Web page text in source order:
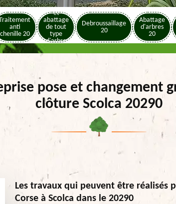
anti
chenille 20
Elagage
et
abattage
de tout
type
d'arbre
Debroussaillage
20
Abattage
d'arbres
20
pose et changement
clôture Scolca 20290
Les travaux qui peuvent être réalisés
Corse à Scolca dans le 20290